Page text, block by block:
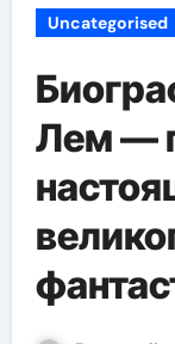
Uncategorised
Лем —